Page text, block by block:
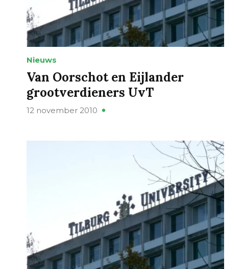
Nieuws
Van Oorschot en Eijlander
grootverdieners UvT
12 november 2010